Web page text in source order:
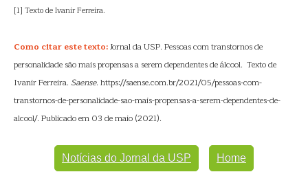
[1] Texto de Ivanir Ferreira.
Como citar este texto:Jornal da USP. Pessoas com transtornos de
personalidade são mais propensas a serem dependentes de álcool. Texto de
Ivanir Ferreira. Saense. https://saense.com.br/2021/05/pessoas-com-
transtornos-de-personalidade-sao-mais-propensas-a-serem-dependentes-de-
alcool/. Publicado em 03 de maio (2021).
Notícias do Jornal da USP Home